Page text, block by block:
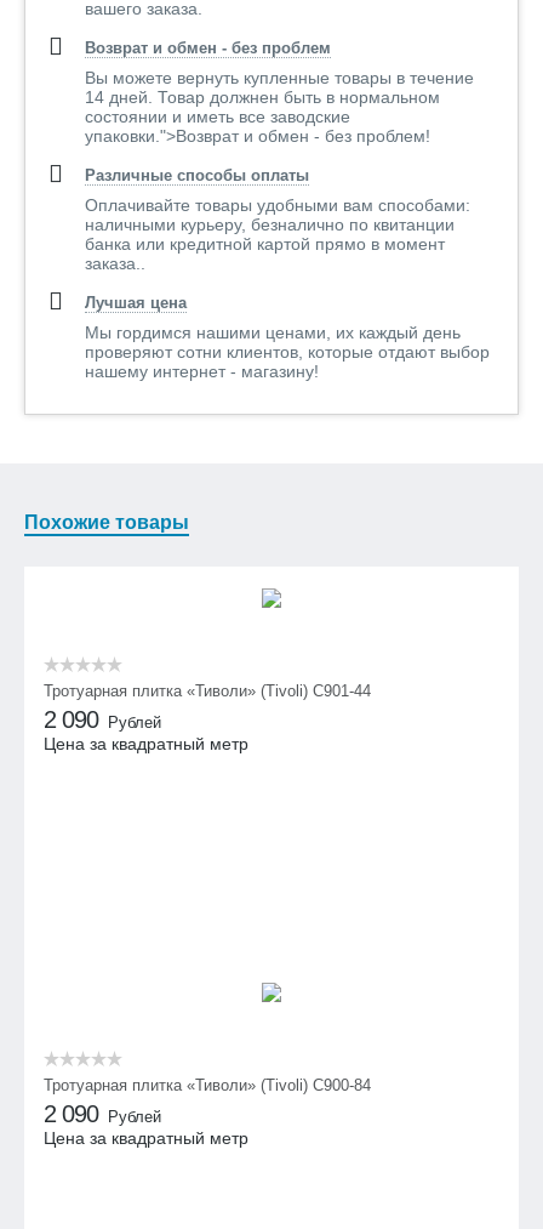
вашего заказа.
Возврат и обмен - без проблем
Вы можете вернуть купленные товары в течение
14 дней. Товар должнен быть в нормальном
состоянии и иметь все заводские
упаковки.">Возврат и обмен - без проблем!
Различные способы оплаты
Оплачивайте товары удобными вам способами:
наличными курьеру, безналично по квитанции
банка или кредитной картой прямо в момент
заказа..
Лучшая цена
Мы гордимся нашими ценами, их каждый день
проверяют сотни клиентов, которые отдают выбор
нашему интернет - магазину!
Похожие товары
Тротуарная плитка «Тиволи» (Tivoli) С901-44
2 090 Рублей
Цена за квадратный метр
Тротуарная плитка «Тиволи» (Tivoli) С900-84
2 090 Рублей
Цена за квадратный метр